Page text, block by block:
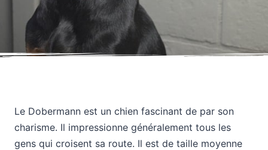
Le Dobermann est un chien fascinant de par son
charisme. Il impressionne généralement tous les
gens qui croisent sa route. Il est de taille moyenne